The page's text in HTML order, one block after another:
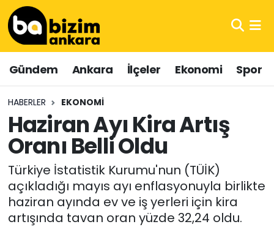
Gündem Ankara İlçeler Ekonomi Spor
HABERLER EKONOMI
Haziran Ayı Kira Artış
Oranı Belli Oldu
Türkiye İstatistik Kurumu'nun (TÜİK)
açıkladığı mayıs ayı enflasyonuyla birlikte
haziran ayında ev ve iş yerleri için kira
artışında tavan oran yüzde 32,24 oldu.
Hava Durumu
Trafik Durumu
Süper Lig Puan Durumu ve Fikstür
Tüm Manşetler
Son Dakika Haberleri
Haber Arşivi